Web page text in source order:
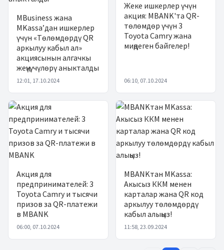
MBusiness жана
MKassa’дан ишкерлер
үчүн «Төлөмдөрдү QR
аркылуу кабыл ал»
акциясынын алгачкы
жеңүүчүлөрү аныкталды
12:01, 17.10.2024
Жеке ишкерлер үчүн
акция: MBANK'та QR-
төлөмдөр үчүн 3
Toyota Camry жана
миңдеген байгелер!
06:10, 07.10.2024
Акция для
предпринимателей: 3
Toyota Camry и тысячи
призов за QR-платежи
в MBANK
06:00, 07.10.2024
MBANKтан MKassa:
Акысыз ККМ менен
карталар жана QR код
аркылуу төлөмдөрдү
кабыл алыңыз!
11:58, 23.09.2024